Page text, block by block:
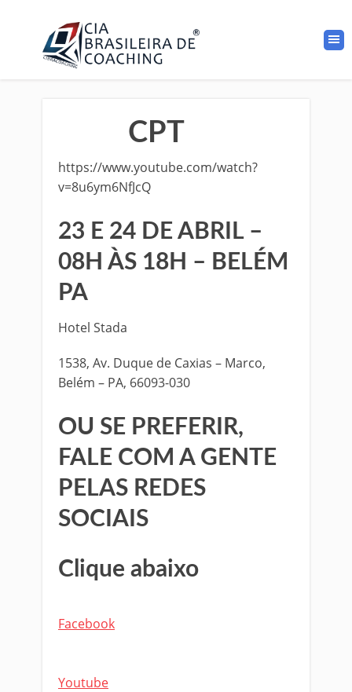
CPT
https://www.youtube.com/watch?
v=8u6ym6NfJcQ
23 E 24 DE ABRIL –
08H ÀS 18H – BELÉM
PA
Hotel Stada
1538, Av. Duque de Caxias – Marco,
Belém – PA, 66093-030
OU SE PREFERIR,
FALE COM A GENTE
PELAS REDES
SOCIAIS
Clique abaixo
Facebook
Youtube